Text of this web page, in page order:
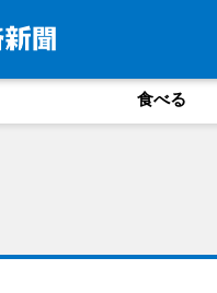
食べる